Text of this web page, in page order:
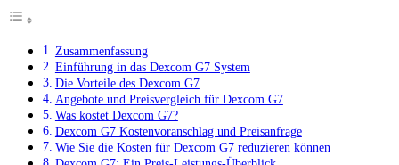
Zusammenfassung
Einführung in das Dexcom G7 System
Die Vorteile des Dexcom G7
Angebote und Preisvergleich für Dexcom G7
Was kostet Dexcom G7?
Dexcom G7 Kostenvoranschlag und Preisanfrage
Wie Sie die Kosten für Dexcom G7 reduzieren können